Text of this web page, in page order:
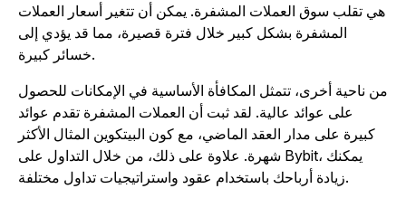
هي تقلب سوق العملات المشفرة. يمكن أن تتغير أسعار العملات
المشفرة بشكل كبير خلال فترة قصيرة، مما قد يؤدي إلى
ناحية أخرى، تتمثل المكافأة الأساسية في الإمكانات للحصول
على عوائد عالية. لقد ثبت أن العملات المشفرة تقدم عوائد
كبيرة على مدار العقد الماضي، مع كون البيتكوين المثال الأكثر
شهرة. علاوة على ذلك، من خلال التداول على Bybit، يمكنك